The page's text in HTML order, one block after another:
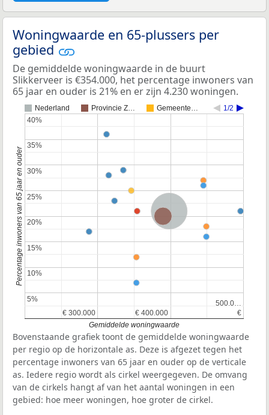
Woningwaarde en 65-plussers per
gebied
De gemiddelde woningwaarde in de buurt
Slikkerveer is €354.000, het percentage inwoners van
65 jaar en ouder is 21% en er zijn 4.230 woningen.
Nederland Provincie Z… Gemeente… 1/2
Nederland
Provincie Zuid-Holland
€ 300.000
€ 300.000 € 400.000
€ 400.000 €
€
500.0…
500.0…
5%
5%
10%
10%
15%
15%
20%
20%
25%
25%
30%
30%
35%
35%
40%
40%
Gemiddelde woningwaarde
Percentage inwoners van 65 jaar en ouder
Bovenstaande grafiek toont de gemiddelde woningwaarde
per regio op de horizontale as. Deze is afgezet tegen het
percentage inwoners van 65 jaar en ouder op de verticale
as. Iedere regio wordt als cirkel weergegeven. De omvang
van de cirkels hangt af van het aantal woningen in een
gebied: hoe meer woningen, hoe groter de cirkel.